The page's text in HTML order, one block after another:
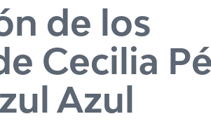
de los
Cecilia
Azul